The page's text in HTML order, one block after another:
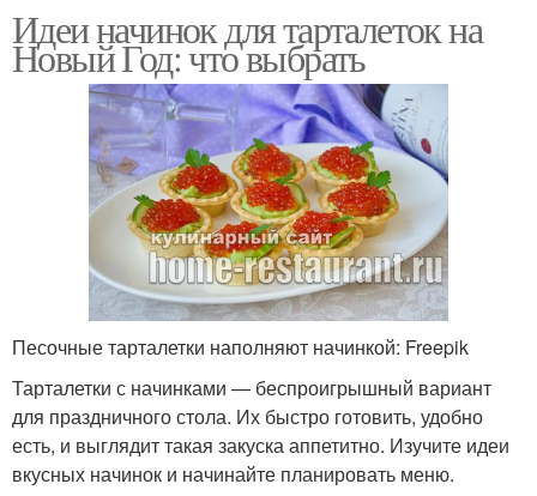
Идеи начинок для тарталеток на
Новый Год: что выбрать
Песочные тарталетки наполняют начинкой: Freepik
Тарталетки с начинками — беспроигрышный вариант
для праздничного стола. Их быстро готовить, удобно
есть, и выглядит такая закуска аппетитно. Изучите идеи
вкусных начинок и начинайте планировать меню.